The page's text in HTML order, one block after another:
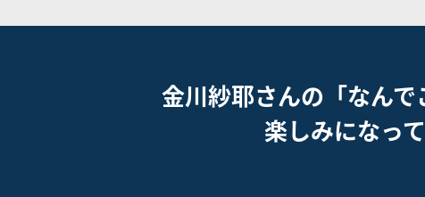
金川紗耶さんの「なん
楽しみになっ